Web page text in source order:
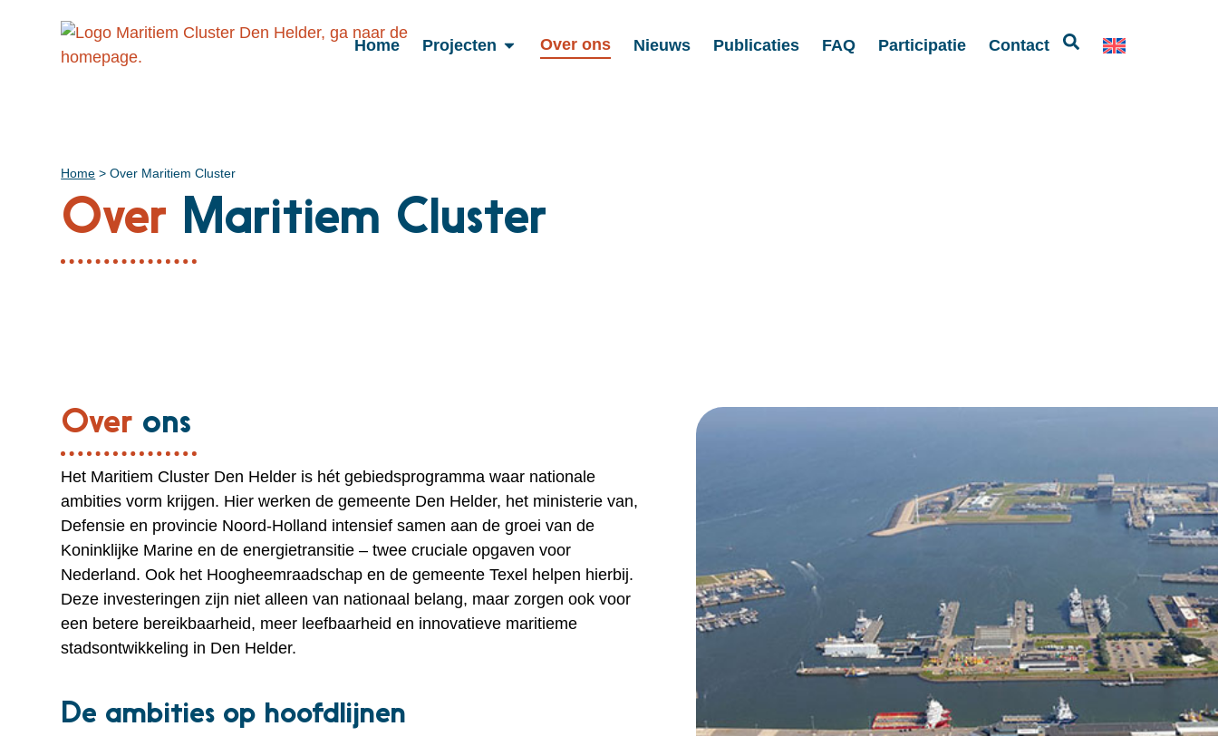
Home Projecten Over ons Nieuws Publicaties FAQ Participatie Contact
Home >Over Maritiem Cluster
Over Maritiem Cluster
Over ons
Het Maritiem Cluster Den Helder is hét gebiedsprogramma waar nationale
ambities vorm krijgen. Hier werken de gemeente Den Helder, het ministerie van,
Defensie en provincie Noord-Holland intensief samen aan de groei van de
Koninklijke Marine en de energietransitie – twee cruciale opgaven voor
Nederland. Ook het Hoogheemraadschap en de gemeente Texel helpen hierbij.
Deze investeringen zijn niet alleen van nationaal belang, maar zorgen ook voor
een betere bereikbaarheid, meer leefbaarheid en innovatieve maritieme
stadsontwikkeling in Den Helder.
De ambities op hoofdlijnen